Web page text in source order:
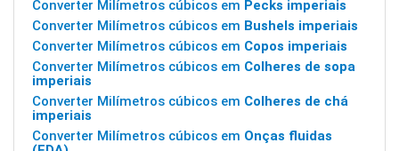
Converter Milímetros cúbicos em Pecks imperiais
Converter Milímetros cúbicos em Bushels imperiais
Converter Milímetros cúbicos em Copos imperiais
Converter Milímetros cúbicos em Colheres de sopa
imperiais
Converter Milímetros cúbicos em Colheres de chá
imperiais
Converter Milímetros cúbicos em Onças fluidas